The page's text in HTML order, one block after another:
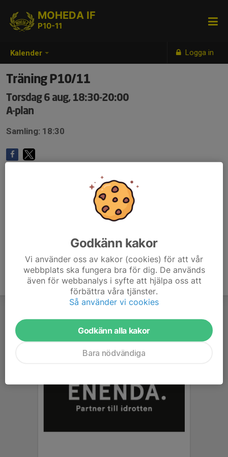
Kalender Logga in
MOHEDA IF
P10-11
Träning P10/11
Torsdag 6 aug, 18:30-20:00
A-plan
Samling: 18:30
Godkänn kakor
Vi använder oss av kakor (cookies) för att vår
webbplats ska fungera bra för dig. De används
även för webbanalys i syfte att hjälpa oss att
förbättra våra tjänster.
Så använder vi cookies
Godkänn alla kakor
Bara nödvändiga